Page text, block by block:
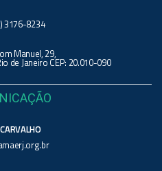
3176-8234
Manuel, 29,
de Janeiro CEP: 20.010-090